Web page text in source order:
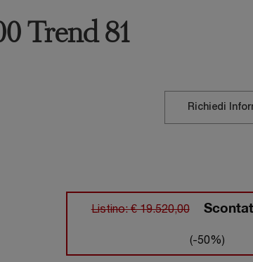
Trend 81
Richiedi
Listino:€ 19.520,00
(-50%)